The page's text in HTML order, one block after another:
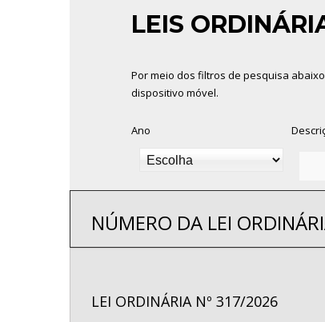
LEIS
Por meio dos filtros de pesquisa
dispositivo móvel.
Ano
NÚMERO DA LEI
LEI ORDINÁRIA Nº 317/2026